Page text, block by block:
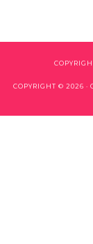
COPYRIGHT © 2026 ·